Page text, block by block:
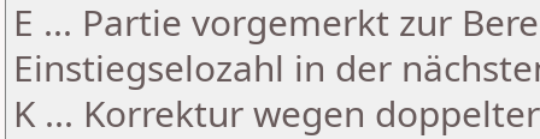
E ... Partie vorgemerkt zur
Einstiegselozahl in der
K ... Korrektur wegen